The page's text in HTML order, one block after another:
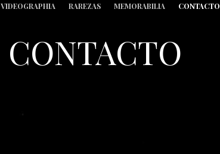
VIDEOGRAPHIA RAREZAS MEMORABILIA CONTACTO
CONTACTO